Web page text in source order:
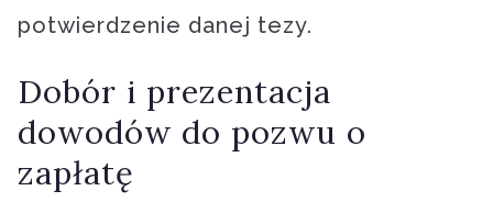
potwierdzenie danej tezy.
Dobór i prezentacja
dowodów do pozwu o
zapłatę